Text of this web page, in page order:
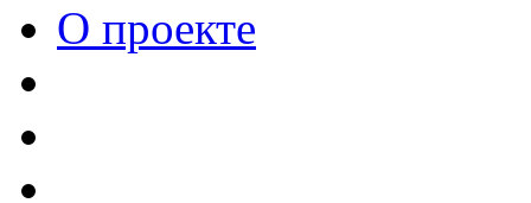
О проекте